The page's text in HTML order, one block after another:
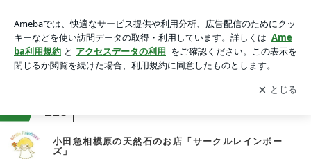
アプリをダウンロードして ブログの更新通知
を受け取りまし
ょう。
開く
213
小田急相模原の天然石のお店「サークルレインボー
ズ」